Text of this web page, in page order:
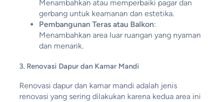
Menambahkan atau memperbaiki pagar dan
gerbang untuk keamanan dan estetika.
Pembangunan Teras atau Balkon:
Menambahkan area luar ruangan yang nyaman
dan menarik.
3. Renovasi Dapur dan Kamar Mandi
Renovasi dapur dan kamar mandi adalah jenis
renovasi yang sering dilakukan karena kedua area ini